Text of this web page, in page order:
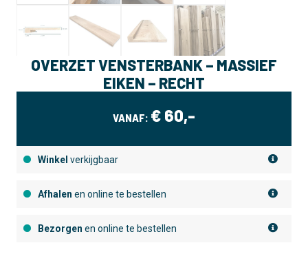
OVERZET VENSTERBANK – MASSIEF
EIKEN – RECHT
VANAF: € 60,-
Winkel verkijgbaar
Afhalen en online te bestellen
Bezorgen en online te bestellen